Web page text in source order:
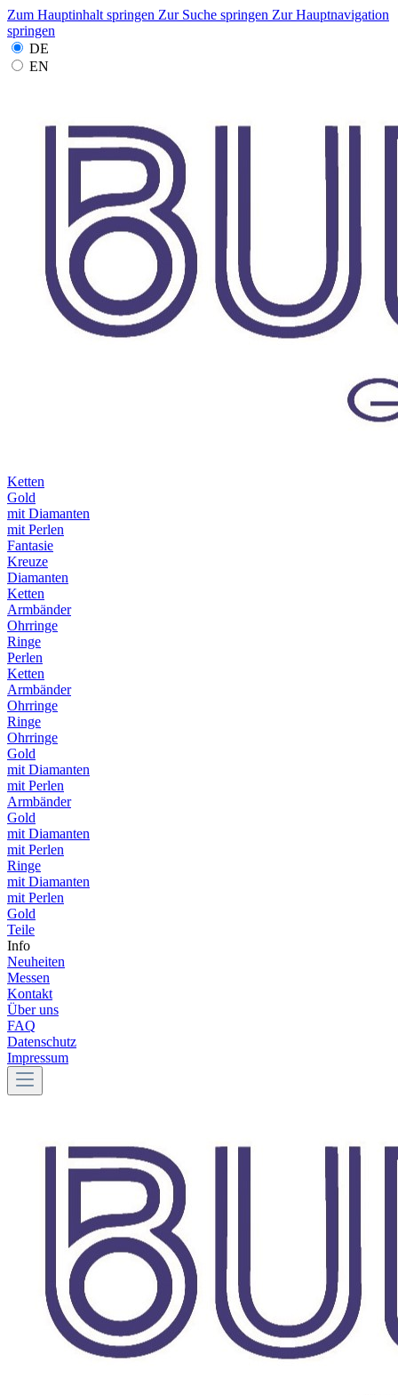
Zum Hauptinhalt springen Zur Suche springen Zur Hauptnavigation
springen
DE
EN
Ketten
Gold
mit Diamanten
mit Perlen
Fantasie
Kreuze
Diamanten
Ketten
Armbänder
Ohrringe
Ringe
Perlen
Ketten
Armbänder
Ohrringe
Ringe
Ohrringe
Gold
mit Diamanten
mit Perlen
Armbänder
Gold
mit Diamanten
mit Perlen
Ringe
mit Diamanten
mit Perlen
Gold
Teile
Info
Neuheiten
Messen
Kontakt
Über uns
FAQ
Datenschutz
Impressum